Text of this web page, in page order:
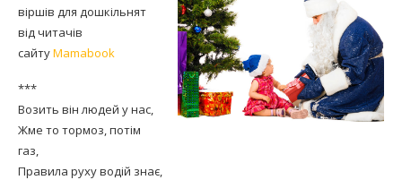
віршів для дошкільнят
від читачів
сайтуMamabook
***
Возить він людей у нас,
Жме то тормоз, потім
газ,
Правила руху водій знає,